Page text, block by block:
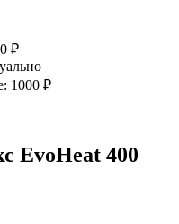
₽
1000 ₽
EvoHeat 400